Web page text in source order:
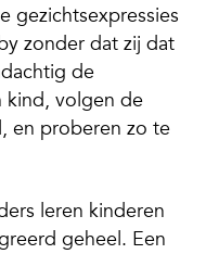
gezichtsexpressies
zonder dat zij dat
de
kind, volgen de
en proberen zo te
leren kinderen
geheel. Een